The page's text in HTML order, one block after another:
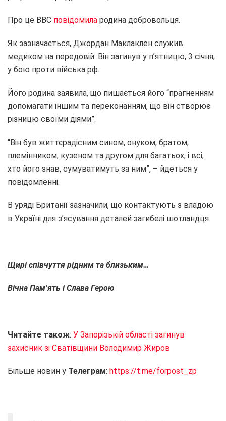
Про це BBC повідомила родина добровольця.
Як зазначається, Джордан Маклаклен служив
медиком на передовій. Він загинув у п’ятницю, 3 січня,
у бою проти війська рф.
Його родина заявила, що пишається його “прагненням
допомагати іншим та переконанням, що він створює
різницю своїми діями”.
“Він був життєрадісним сином, онуком, братом,
племінником, кузеном та другом для багатьох, і всі,
хто його знав, сумуватимуть за ним”, – йдеться у
повідомленні.
В уряді Британії зазначили, що контактують з владою
в Україні для з’ясування деталей загибелі шотландця.
Щирі співчуття рідним та близьким…
Вічна Пам’ять і Слава Герою
Читайте також: У Запорізькій області загинув
захисник зі Сватівщини Володимир Жиров
Більше новин у Телеграм: https://t.me/forpost_zp